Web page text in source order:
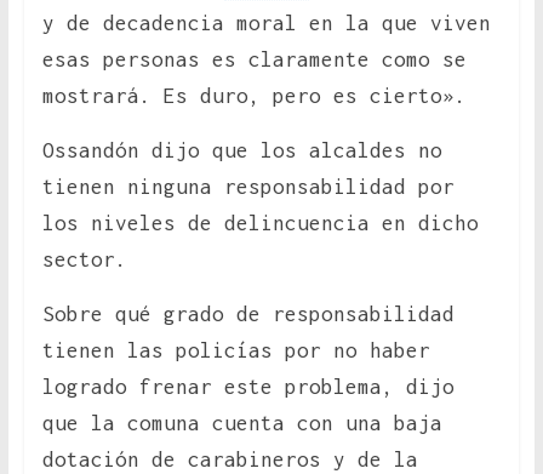
y de decadencia moral en la que viven
esas personas es claramente como se
mostrará. Es duro, pero es cierto».
Ossandón dijo que los alcaldes no
tienen ninguna responsabilidad por
los niveles de delincuencia en dicho
sector.
Sobre qué grado de responsabilidad
tienen las policías por no haber
logrado frenar este problema, dijo
que la comuna cuenta con una baja
dotación de carabineros y de la